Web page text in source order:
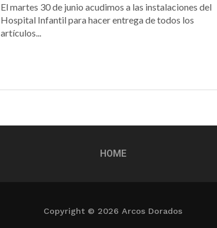
El martes 30 de junio acudimos a las instalaciones del
Hospital Infantil para hacer entrega de todos los
artículos...
HOME
Copyright © 2026 Arcos Dorados